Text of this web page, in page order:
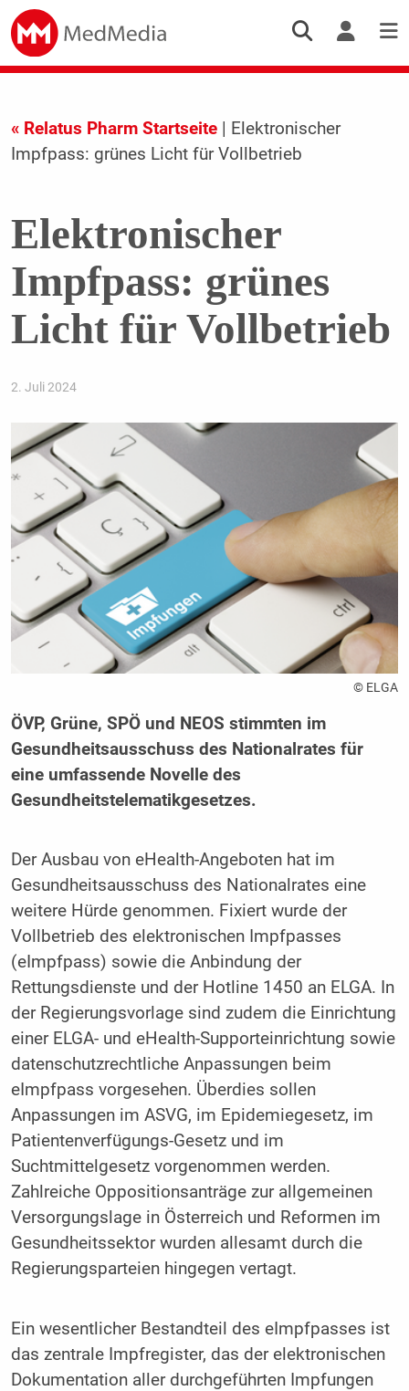
« Relatus Pharm Startseite| Elektronischer
Impfpass: grünes Licht für Vollbetrieb
Elektronischer
Impfpass: grünes
Licht für Vollbetrieb
2. Juli 2024
© ELGA
ÖVP, Grüne, SPÖ und NEOS stimmten im
Gesundheitsausschuss des Nationalrates für
eine umfassende Novelle des
Gesundheitstelematikgesetzes.
Der Ausbau von eHealth-Angeboten hat im
Gesundheitsausschuss des Nationalrates eine
weitere Hürde genommen. Fixiert wurde der
Vollbetrieb des elektronischen Impfpasses
(eImpfpass) sowie die Anbindung der
Rettungsdienste und der Hotline 1450 an ELGA. In
der Regierungsvorlage sind zudem die Einrichtung
einer ELGA- und eHealth-Supporteinrichtung sowie
datenschutzrechtliche Anpassungen beim
eImpfpass vorgesehen. Überdies sollen
Anpassungen im ASVG, im Epidemiegesetz, im
Patientenverfügungs-Gesetz und im
Suchtmittelgesetz vorgenommen werden.
Zahlreiche Oppositionsanträge zur allgemeinen
Versorgungslage in Österreich und Reformen im
Gesundheitssektor wurden allesamt durch die
Regierungsparteien hingegen vertagt.
Ein wesentlicher Bestandteil des eImpfpasses ist
das zentrale Impfregister, das der elektronischen
Dokumentation aller durchgeführten Impfungen